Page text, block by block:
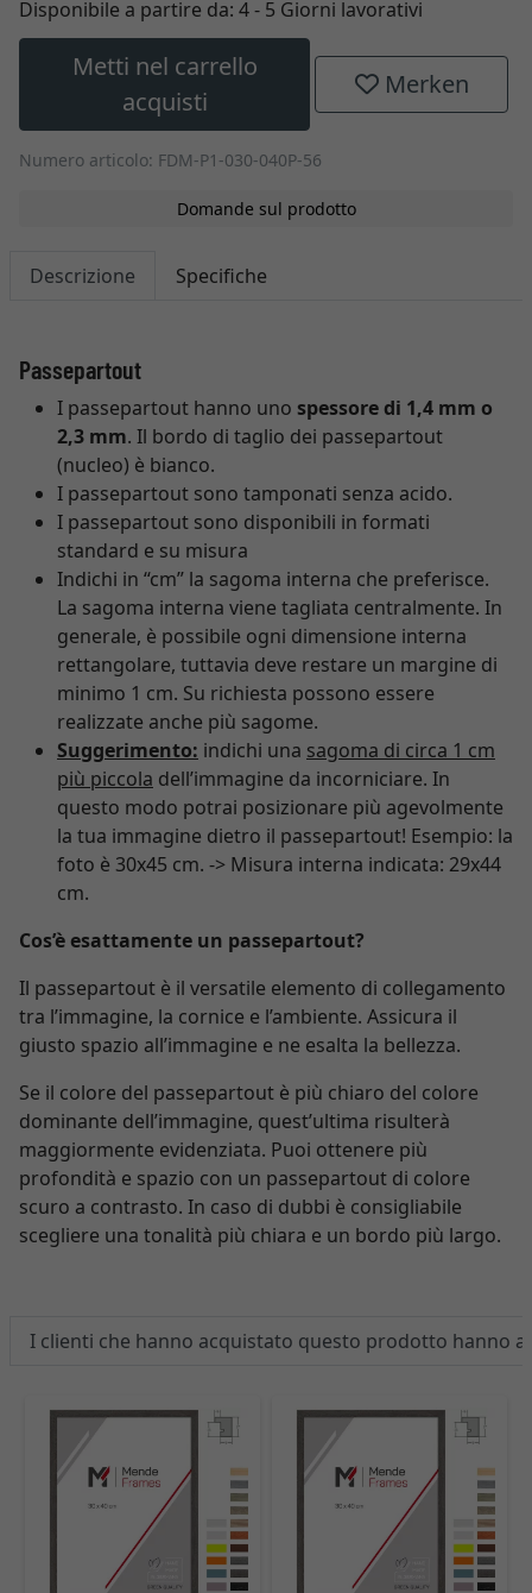
Disponibile a partire da: 4 - 5 Giorni lavorativi
Metti nel carrello
acquisti
Merken
Numero articolo: FDM-P1-030-040P-56
Domande sul prodotto
Descrizione Specifiche
Passepartout
I passepartout hanno uno spessore di 1,4 mm o
2,3 mm. Il bordo di taglio dei passepartout
(nucleo) è bianco.
I passepartout sono tamponati senza acido.
I passepartout sono disponibili in formati
standard e su misura
Indichi in “cm” la sagoma interna che preferisce.
La sagoma interna viene tagliata centralmente. In
generale, è possibile ogni dimensione interna
rettangolare, tuttavia deve restare un margine di
minimo 1 cm. Su richiesta possono essere
realizzate anche più sagome.
Suggerimento: indichi una sagoma di circa 1 cm
più piccola dell’immagine da incorniciare. In
questo modo potrai posizionare più agevolmente
la tua immagine dietro il passepartout! Esempio: la
foto è 30x45 cm. -> Misura interna indicata: 29x44
cm.
Cos’è esattamente un passepartout?
Il passepartout è il versatile elemento di collegamento
tra l’immagine, la cornice e l’ambiente. Assicura il
giusto spazio all’immagine e ne esalta la bellezza.
Se il colore del passepartout è più chiaro del colore
dominante dell’immagine, quest’ultima risulterà
maggiormente evidenziata. Puoi ottenere più
profondità e spazio con un passepartout di colore
scuro a contrasto. In caso di dubbi è consigliabile
scegliere una tonalità più chiara e un bordo più largo.
I clienti che hanno acquistato questo prodotto hanno